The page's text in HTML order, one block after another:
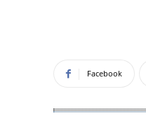
Facebook